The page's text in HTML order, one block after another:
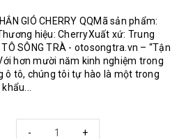
GIÓ CHERRY QQMã sản phẩm:
hiệu: CherryXuất xứ: Trung
SÔNG TRÀ - otosongtra.vn – “Tận
hơn mười năm kinh nghiệm trong
ô tô, chúng tôi tự hào là một trong
+
-